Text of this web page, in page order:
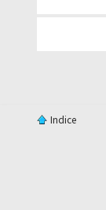
Indice